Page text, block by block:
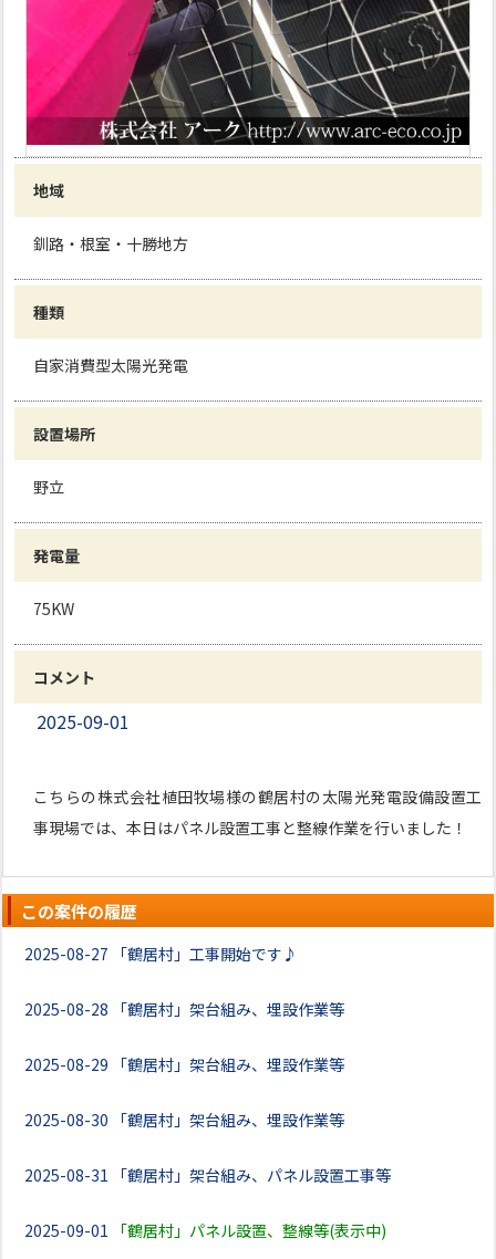
地域
釧路・根室・十勝地方
種類
自家消費型太陽光発電
設置場所
野立
発電量
75KW
コメント
2025-09-01
こちらの株式会社植田牧場様の鶴居村の太陽光発電設備設置工
事現場では、本日はパネル設置工事と整線作業を行いました！
この案件の履歴
2025-08-27 「鶴居村」工事開始です♪
2025-08-28 「鶴居村」架台組み、埋設作業等
2025-08-29 「鶴居村」架台組み、埋設作業等
2025-08-30 「鶴居村」架台組み、埋設作業等
2025-08-31 「鶴居村」架台組み、パネル設置工事等
2025-09-01 「鶴居村」パネル設置、整線等(表示中)